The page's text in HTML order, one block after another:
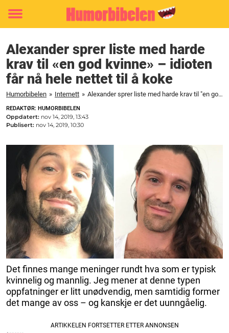
Toggle
Alexander sprer liste med harde
krav til «en god kvinne» – idioten
får nå hele nettet til å koke
Humorbibelen » Internett » Alexander sprer liste med harde krav til "en god kvinne" – idioten får nå hele nettet til å koke
REDAKTØR: HUMORBIBELEN
Oppdatert: nov 14, 2019, 13:43
Publisert: nov 14, 2019, 10:30
Det finnes mange meninger rundt hva som er typisk
kvinnelig og mannlig. Jeg mener at denne typen
oppfatninger er litt unødvendig, men samtidig former
det mange av oss – og kanskje er det uunngåelig.